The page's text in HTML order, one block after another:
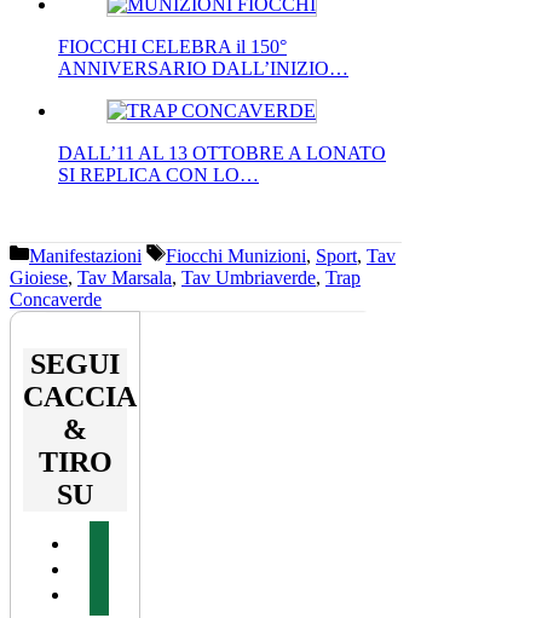
FIOCCHI CELEBRA il 150°
ANNIVERSARIO DALL’INIZIO…
DALL’11 AL 13 OTTOBRE A LONATO
SI REPLICA CON LO…
Categorie
Manifestazioni Tag
Fiocchi Munizioni, Sport, Tav
Gioiese, Tav Marsala, Tav Umbriaverde, Trap
Concaverde
SEGUI
CACCIA
&
TIRO
SU